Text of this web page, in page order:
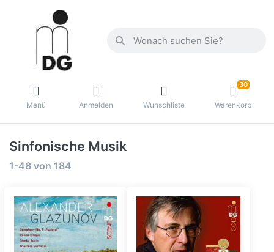
Menü Anmelden Wunschliste
30
Warenkorb
Sinfonische Musik
1-48 von 184